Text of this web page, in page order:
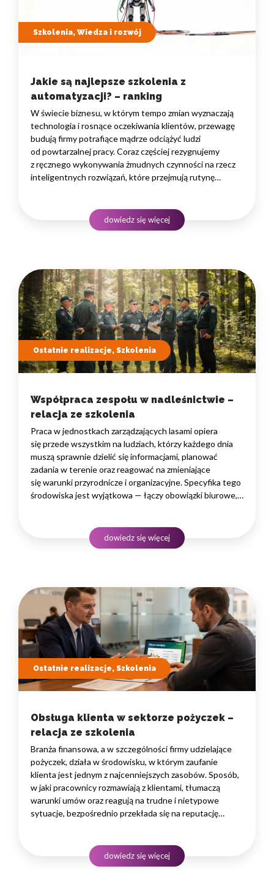
Szkolenia, Wiedza i rozwój
Jakie są najlepsze szkolenia z
automatyzacji? – ranking
W świecie biznesu, w którym tempo zmian wyznaczają
technologia i rosnące oczekiwania klientów, przewagę
budują firmy potrafiące mądrze odciążyć ludzi
od powtarzalnej pracy. Coraz częściej rezygnujemy
z ręcznego wykonywania żmudnych czynności na rzecz
inteligentnych rozwiązań, które przejmują rutynę
rozwojowego to decyzja strategiczna — wpływa
na wydajność zespołów,…
dowiedz się więcej
Ostatnie realizacje, Szkolenia
Współpraca zespołu w nadleśnictwie –
relacja ze szkolenia
Praca w jednostkach zarządzających lasami opiera
się przede wszystkim na ludziach, którzy każdego dnia
muszą sprawnie dzielić się informacjami, planować
zadania w terenie oraz reagować na zmieniające
się warunki przyrodnicze i organizacyjne. Specyfika tego
środowiska jest wyjątkowa — łączy obowiązki biurowe,
podejmowania decyzji. W takim środowisku
to nie pojedyncze kompetencje, lecz dobrze…
dowiedz się więcej
Ostatnie realizacje, Szkolenia
Obsługa klienta w sektorze pożyczek –
relacja ze szkolenia
Branża finansowa, a w szczególności firmy udzielające
pożyczek, działa w środowisku, w którym zaufanie
klienta jest jednym z najcenniejszych zasobów. Sposób,
w jaki pracownicy rozmawiają z klientami, tłumaczą
warunki umów oraz reagują na trudne i nietypowe
sytuacje, bezpośrednio przekłada się na reputację
produktowej, lecz także rozwiniętych kompetencji
komunikacyjnych, empatii…
dowiedz się więcej